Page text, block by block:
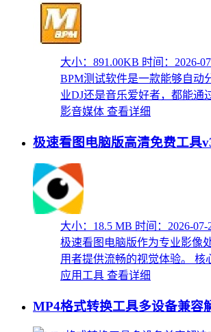
大小：891.00KB 时间：2026-
BPM测试软件是一款能够自动
业DJ还是音乐爱好者，都能通
影音媒体 查看详细
极速看图电脑版高清免费工具
大小：18.5 MB 时间：2026-07-
极速看图电脑版作为专业影像
用者提供流畅的视觉体验。 核
应用工具 查看详细
MP4格式转换工具多设备兼容